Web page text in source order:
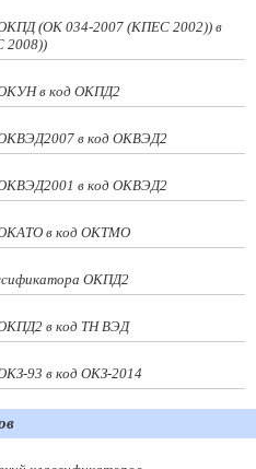
(ОК 034-2007 (КПЕС 2002)) в
2008))
ОКУН в код ОКПД2
ОКВЭД2007 в код ОКВЭД2
ОКВЭД2001 в код ОКВЭД2
ОКАТО в код ОКТМО
ОКПД2
в код ТН ВЭД
93 в код ОКЗ-2014